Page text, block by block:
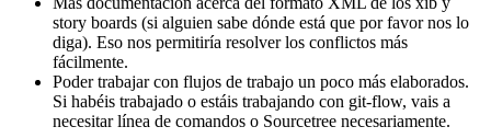
story boards (si alguien sabe dónde está que por favor nos lo
diga). Eso nos permitiría resolver los conflictos más
fácilmente.
Poder trabajar con flujos de trabajo un poco más elaborados.
Si habéis trabajado o estáis trabajando con git-flow, vais a
necesitar línea de comandos o Sourcetree necesariamente.